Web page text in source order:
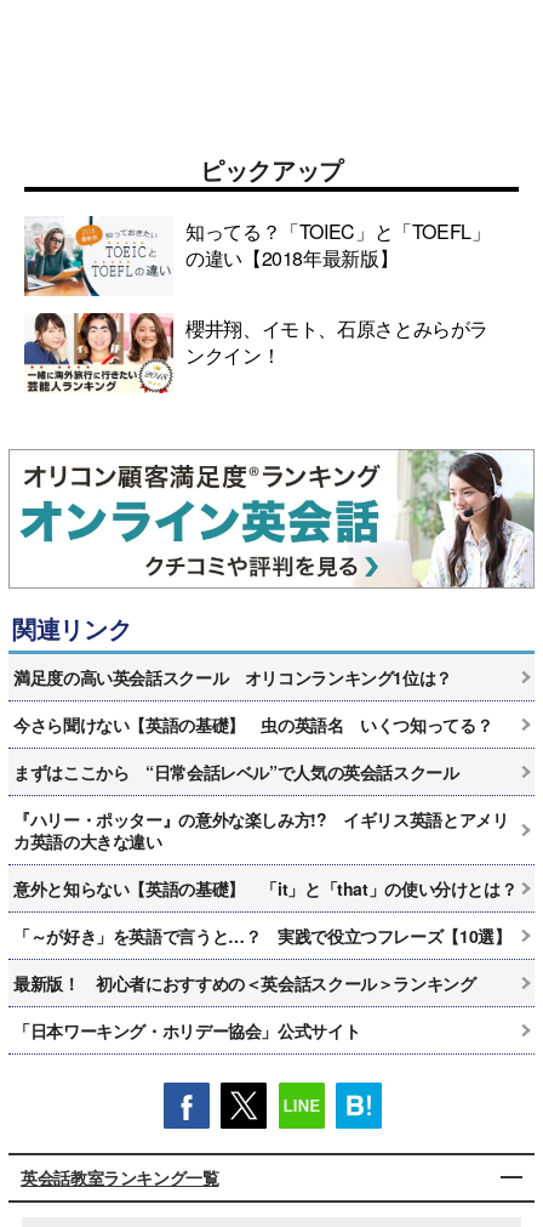
ピックアップ
知ってる？「TOIEC」と「TOEFL」
の違い【2018年最新版】
櫻井翔、イモト、石原さとみらがラ
ンクイン！
関連リンク
満足度の高い英会話スクール オリコンランキング1位は？
今さら聞けない【英語の基礎】 虫の英語名 いくつ知ってる？
まずはここから “日常会話レベル”で人気の英会話スクール
『ハリー・ポッター』の意外な楽しみ方!? イギリス英語とアメリ
カ英語の大きな違い
意外と知らない【英語の基礎】 「it」と「that」の使い分けとは？
「～が好き」を英語で言うと…？ 実践で役立つフレーズ【10選】
最新版！ 初心者におすすめの＜英会話スクール＞ランキング
「日本ワーキング・ホリデー協会」公式サイト
英会話教室ランキング一覧